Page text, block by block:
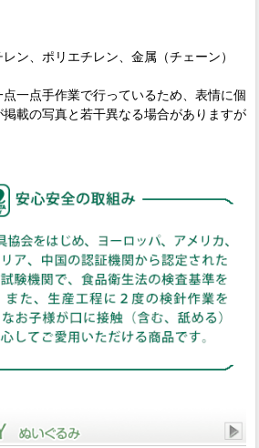
ン、ポリエチレン、金属（チェーン）
一点手作業で行っているため、表情に個
載の写真と若干異なる場合がありますが